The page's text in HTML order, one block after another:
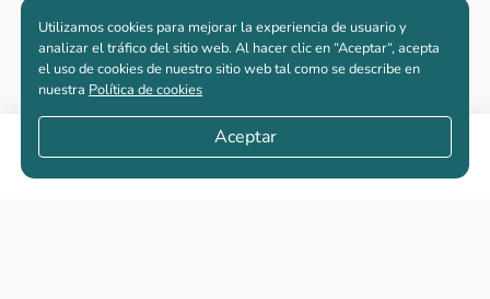
Compartir
Apartamentos nuevos
Utilizamos cookies para mejorar la experiencia de usuario y
analizar el tráfico del sitio web. Al hacer clic en “Aceptar“, acepta
el uso de cookies de nuestro sitio web tal como se describe en
nuestra Política de cookies
Aceptar